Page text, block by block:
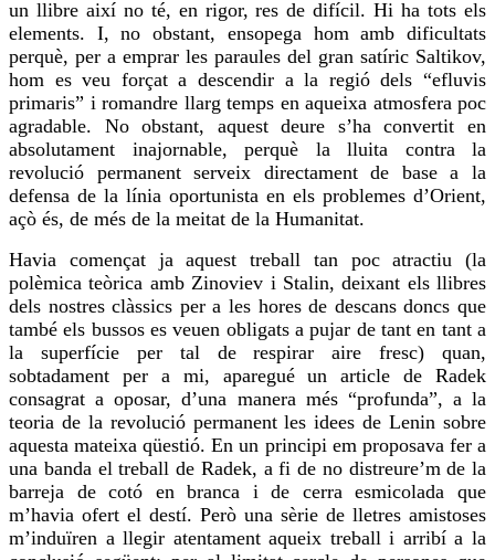
un llibre així no té, en rigor,res de difícil. Hi ha tots els
elements. I, no obstant, ensopega hom amb dificultats
perquè, per a emprar les paraules del gran satíric Saltikov,
hom esveu forçat a descendir a la regió dels “efluvis
primaris” i romandre llarg temps en aqueixa atmosfera poc
agradable. No obstant, aquest deure s’ha convertit en
absolutament inajornable, perquè la lluita contra la
revolució permanent serveix directament de base a la
defensa de la línia oportunista en els problemes d’Orient,
açò és, de més de la meitat de la Humanitat.
Havia començat ja aquest treball tan poc atractiu (la
polèmica teòrica ambZinoviev i Stalin, deixant els llibres
dels nostres clàssics per a les hores de descans doncs que
també els bussosesveuen obligats apujar de tant en tant a
la superfície per tal de respirar aire fresc) quan,
sobtadament per a mi, aparegué un article de Radek
consagrat a oposar, d’una manera més “profunda”, a la
teoria de la revolució permanent les idees de Lenin sobre
aquesta mateixa qüestió. En un principi em proposava fer a
una banda el treball de Radek, a fi de no distreure’m de la
barreja de cotó en branca i de cerraesmicolada que
m’havia ofert el destí. Però una sèrie de lletres amistoses
m’induïren a llegir atentament aqueix treball i arribí a la